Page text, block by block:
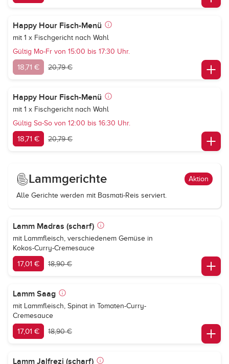
Happy Hour Fisch-Menü
mit 1 x Fischgericht nach Wahl
Gültig Mo-Fr von 15:00 bis 17:30 Uhr.
18,71 € 20,79 €
Happy Hour Fisch-Menü
mit 1 x Fischgericht nach Wahl
Gültig Sa-So von 12:00 bis 16:30 Uhr.
18,71 € 20,79 €
Lammgerichte Aktion
Alle Gerichte werden mit Basmati-Reis serviert.
Lamm Madras (scharf)
mit Lammfleisch, verschiedenem Gemüse in
Kokos-Curry-Cremesauce
17,01 € 18,90 €
Lamm Saag
mit Lammfleisch, Spinat in Tomaten-Curry-
Cremesauce
17,01 € 18,90 €
Lamm Jalfrezi (scharf)